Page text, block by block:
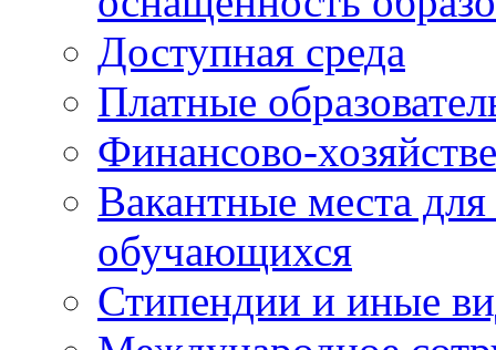
Доступная среда
Платные
Финансово-
Вакантные места
обучающихся
Стипендии и иные